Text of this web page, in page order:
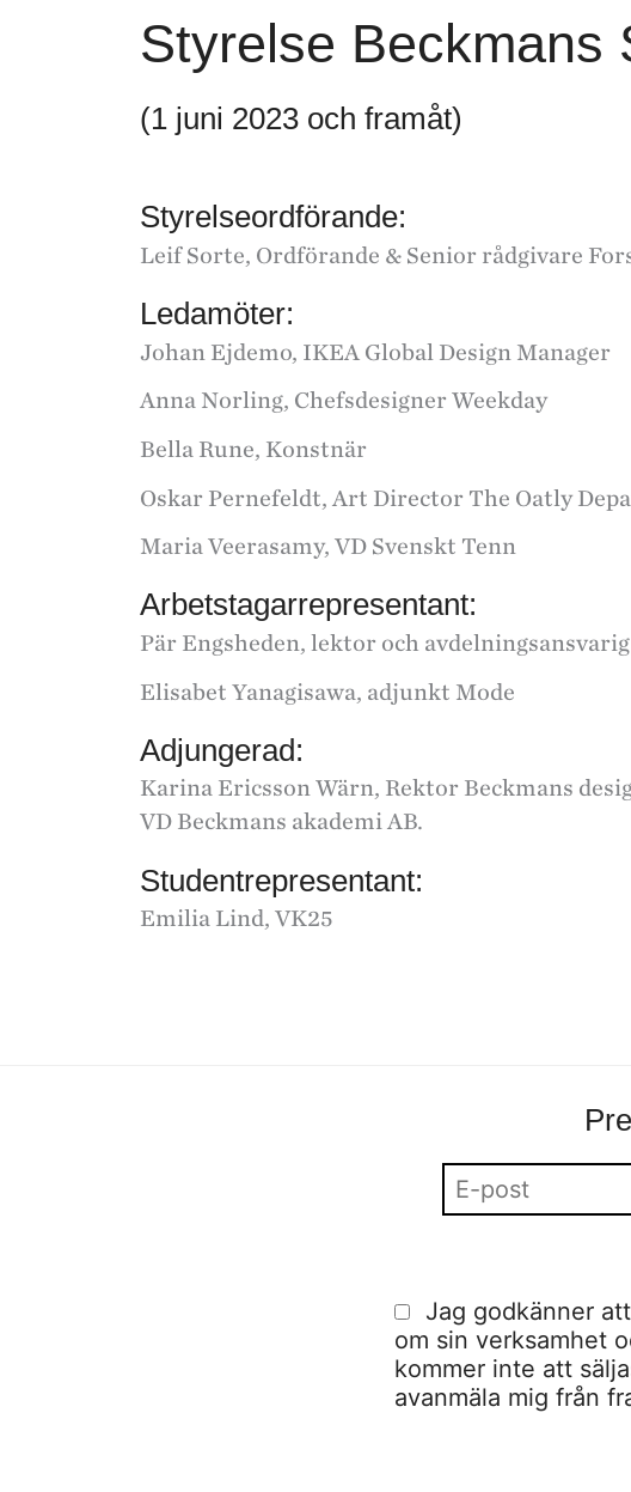
Styrelse Beckmans
(1 juni 2023 och framåt)
Styrelseordförande:
Leif Sorte, Ordförande & Senior rådgivare
Ledamöter:
Johan Ejdemo, IKEA Global Design Manager
Anna Norling, Chefsdesigner Weekday
Bella Rune, Konstnär
Oskar Pernefeldt, Art Director The Oatly
Maria Veerasamy, VD Svenskt Tenn
Arbetstagarrepresentant:
Pär Engsheden, lektor och
Elisabet Yanagisawa, adjunkt Mode
Adjungerad:
Karina Ericsson Wärn, Rektor Beckmans
VD Beckmans akademi AB.
Studentrepresentant:
Emilia Lind, VK25
Jag godkänner
om sin verksamhet
kommer inte att
avanmäla mig från